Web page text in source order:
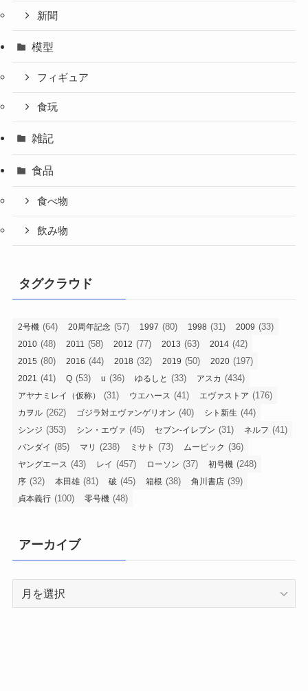
新聞
模型
フィギュア
食玩
雑記
食品
食べ物
飲み物
タグクラウド
2号機 (64) 20周年記念 (57) 1997 (80) 1998 (31) 2009 (33)
2010 (48) 2011 (58) 2012 (77) 2013 (63) 2014 (42)
2015 (80) 2016 (44) 2018 (32) 2019 (50) 2020 (197)
2021 (41) Q (53) u (36) ゆるしと (33) アスカ (434)
アヤナミレイ（仮称） (31) ウエハース (41) エヴァストア (176)
カヲル (262) ゴジラ対エヴァンゲリオン (40) シト新生 (44)
シンジ (353) シン・エヴァ (45) セブン-イレブン (31) ネルフ (41)
バンダイ (85) マリ (238) ミサト (73) ムービック (36)
ヤングエース (43) レイ (457) ローソン (37) 初号機 (248)
序 (32) 本田雄 (81) 破 (45) 箱根 (38) 角川書店 (39)
貞本義行 (100) 零号機 (48)
アーカイブ